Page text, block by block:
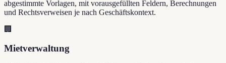
abgestimmte Vorlagen, mit vorausgefüllten Feldern, Berechnungen
und Rechtsverweisen je nach Geschäftskontext.
🏢
Mietverwaltung